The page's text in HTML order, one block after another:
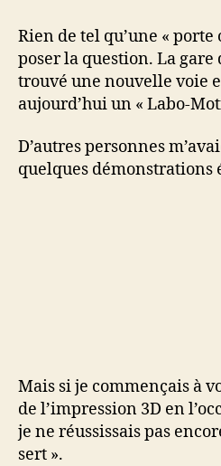
Rien de tel qu’une «
poser la question. La gare
trouvé une nouvelle voie
aujourd’hui un « Labo-
D’autres personnes
quelques démonstrations
Mais si je commençais à
de l’impression 3D en
je ne réussissais pas
sert ».